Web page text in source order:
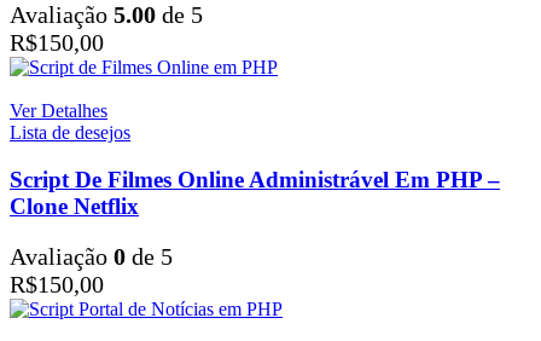
Avaliação 5.00 de 5
R$150,00
Ver Detalhes
Lista de desejos
Script De Filmes Online Administrável Em PHP –
Clone Netflix
Avaliação 0 de 5
R$150,00